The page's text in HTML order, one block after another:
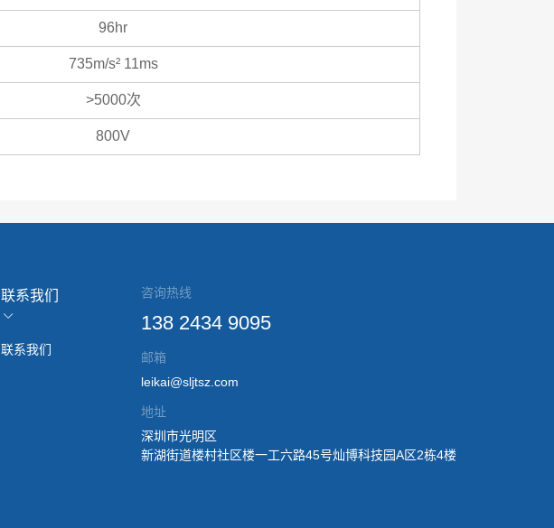
96hr
735m/s² 11ms
>5000次
800V
联系我们
联系我们
咨询热线
138 2434 9095
邮箱
leikai@sljtsz.com
地址
深圳市光明区
新湖街道楼村社区楼一工六路45号灿博科技园A区2栋4楼